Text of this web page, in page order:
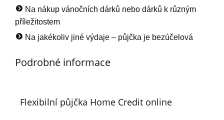
Na nákup vánočních dárků nebo dárků k různým
příležitostem
Na jakékoliv jiné výdaje – půjčka je bezúčelová
Podrobné informace
Flexibilní půjčka Home Credit online